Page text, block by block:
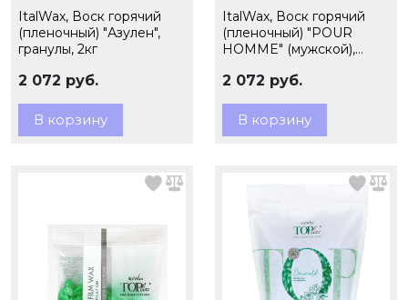
ItalWax, Воск горячий
(пленочный) "Азулен",
гранулы, 2кг
2 072 руб.
В корзину
ItalWax, Воск горячий
(пленочный) "POUR
HOMME" (мужской),
2 072 руб.
В корзину